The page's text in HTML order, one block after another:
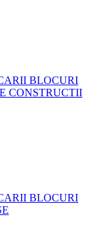
BLOCURI
CONSTRUCTII
BLOCURI